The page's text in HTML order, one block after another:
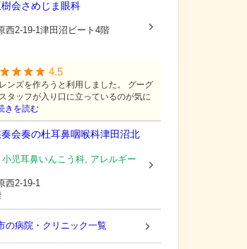
会さめじま眼科
西2-19-1津田沼ビート4階
4.5
ンズを作ろうと利用しました。 グーグ
タッフが入り口に立っているのが気に
きを読む
会奏の杜耳鼻咽喉科津田沼北
児耳鼻いんこう科, アレルギー
西2-19-1
の病院・クリニック一覧